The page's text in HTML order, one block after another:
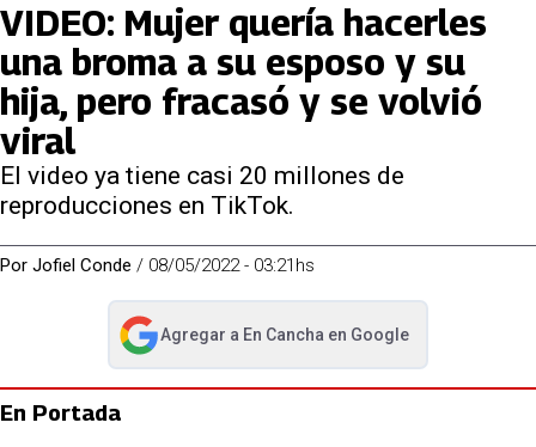
VIDEO: Mujer quería hacerles
una broma a su esposo y su
hija, pero fracasó y se volvió
viral
El video ya tiene casi 20 millones de
reproducciones en TikTok.
Por Jofiel Conde / 08/05/2022 - 03:21hs
Agregar a En Cancha en Google
abre en nueva pestaña
En Portada